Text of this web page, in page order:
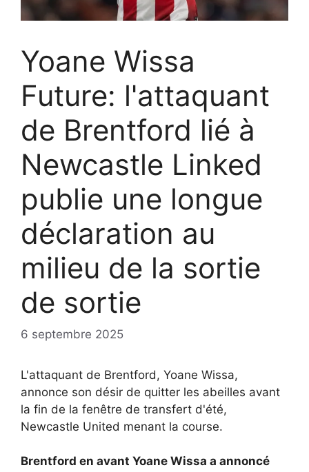
Yoane Wissa
Future: l'attaquant
de Brentford lié à
Newcastle Linked
publie une longue
déclaration au
milieu de la sortie
de sortie
6 septembre 2025
L'attaquant de Brentford, Yoane Wissa,
annonce son désir de quitter les abeilles avant
la fin de la fenêtre de transfert d'été,
Newcastle United menant la course.
Brentford en avant Yoane Wissa a annoncé